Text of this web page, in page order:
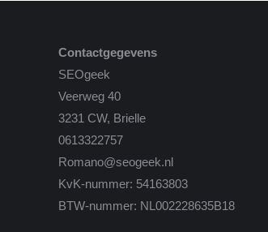
Contactgegevens
SEOgeek
Veerweg 40
3231 CW, Brielle
0613322757
Romano@seogeek.nl
KvK-nummer: 54163803
BTW-nummer: NL002228635B18